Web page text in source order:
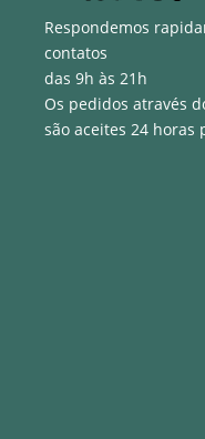
Respondemos
contatos
das 9h às 21h
Os pedidos através
são aceites 24 horas